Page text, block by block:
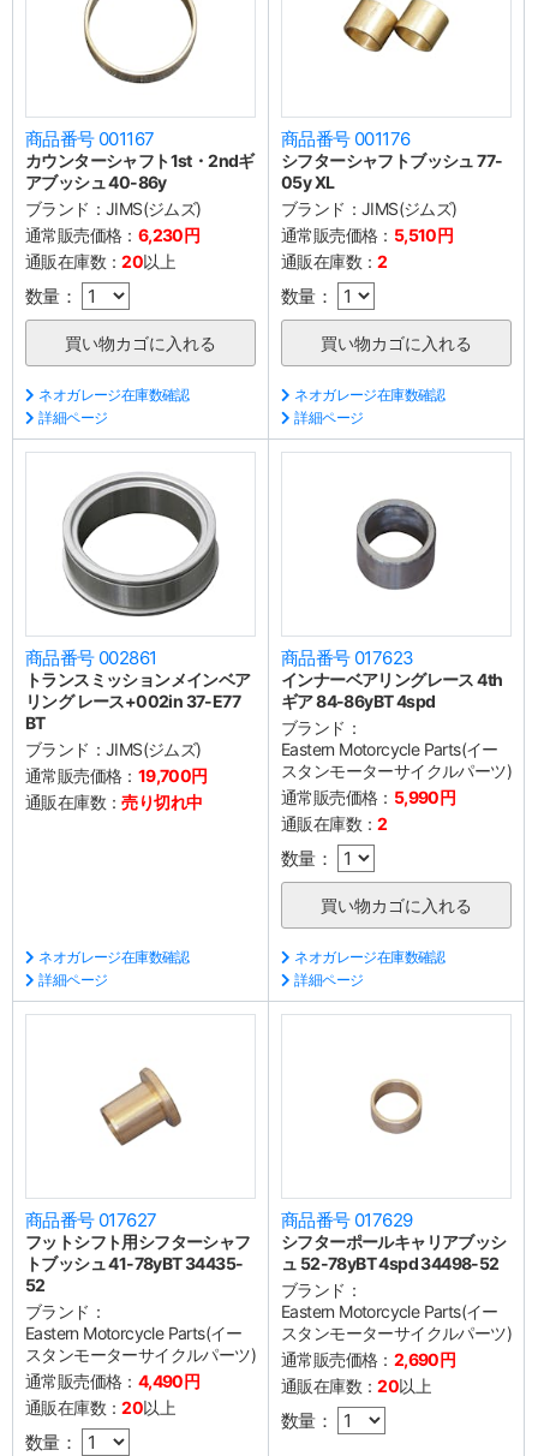
商品番号 001167
カウンターシャフト1st・2ndギ
アブッシュ 40-86y
ブランド： JIMS(ジムズ)
通常販売価格： 6,230円
通販在庫数：20以上
数量：
ネオガレージ在庫数確認
詳細ページ
商品番号 001176
シフターシャフトブッシュ 77-
05y XL
ブランド： JIMS(ジムズ)
通常販売価格： 5,510円
通販在庫数：2
数量：
ネオガレージ在庫数確認
詳細ページ
商品番号 002861
トランスミッションメインベア
リング レース+002in 37-E77
BT
ブランド： JIMS(ジムズ)
通常販売価格： 19,700円
通販在庫数：売り切れ中
ネオガレージ在庫数確認
詳細ページ
商品番号 017623
インナーベアリングレース 4th
ギア 84-86yBT 4spd
ブランド：
Eastern Motorcycle Parts(イー
スタンモーターサイクルパーツ)
通常販売価格： 5,990円
通販在庫数：2
数量：
ネオガレージ在庫数確認
詳細ページ
商品番号 017627
フットシフト用シフターシャフ
トブッシュ 41-78yBT 34435-
52
ブランド：
Eastern Motorcycle Parts(イー
スタンモーターサイクルパーツ)
通常販売価格： 4,490円
通販在庫数：20以上
数量：
商品番号 017629
シフターポールキャリアブッシ
ュ 52-78yBT 4spd 34498-52
ブランド：
Eastern Motorcycle Parts(イー
スタンモーターサイクルパーツ)
通常販売価格： 2,690円
通販在庫数：20以上
数量：